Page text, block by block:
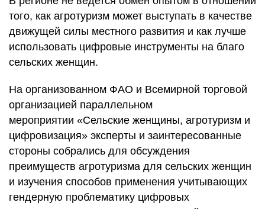
того, как агротуризм может выступать в качестве
движущей силы местного развития и как лучше
использовать цифровые инструменты на благо
сельских женщин.
На организованном ФАО и Всемирной торговой
организацией параллельном
мероприятии «Сельские женщины, агротуризм и
цифровизация» эксперты и заинтересованные
стороны собрались для обсуждения
преимуществ агротуризма для сельских женщин
и изучения способов применения учитывающих
гендерную проблематику цифровых